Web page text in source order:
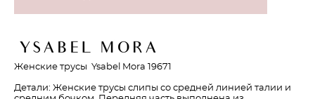
Женские трусы Ysabel Mora 19671
Детали: Женские трусы слипы со средней линией талии и